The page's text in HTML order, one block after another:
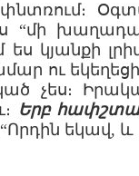
“մի
ես կյանքի
ու
չես։
Երբ
եկավ, և